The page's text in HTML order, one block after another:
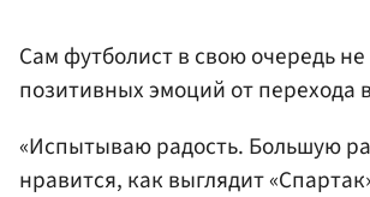
Сам футболист в свою очередь
позитивных эмоций от перехода
«Испытываю радость. Большую
нравится, как выглядит